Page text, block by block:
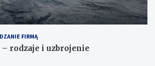
FIRMĄ
rodzaje i uzbrojenie